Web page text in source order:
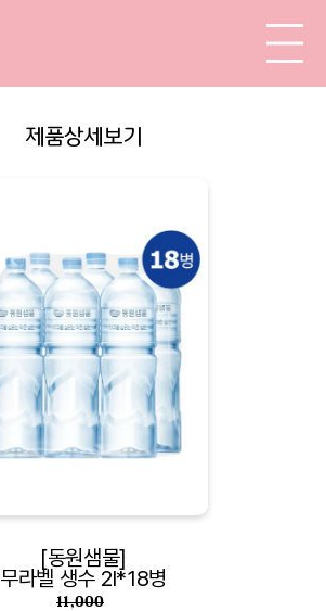
제품상세보기
[동원샘물]
무라벨 생수 2l*18병
11,000